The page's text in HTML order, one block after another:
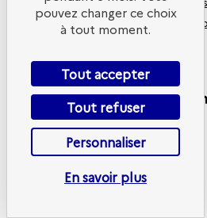
ADEME
Accessibilité non
Powered by
pouvez changer ce choix
à tout moment.
Tout accepter
Tout refuser
Personnaliser
En savoir plus